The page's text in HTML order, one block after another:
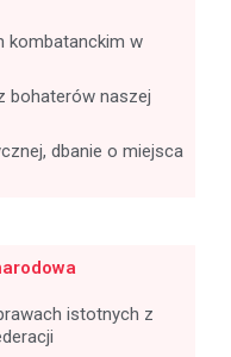
kombatanckim w
bohaterów naszej
dbanie o miejsca
istotnych z